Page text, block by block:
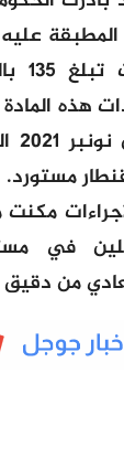
هذه المادة
في
من